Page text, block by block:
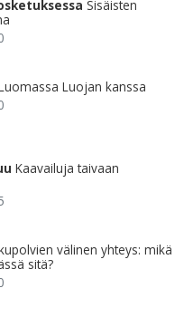
Sisäisten
Luojan kanssa
Kaavailuja taivaan
välinen yhteys: mikä
sitä?